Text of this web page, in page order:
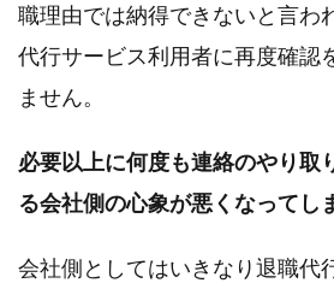
職理由では納得できないと言わ
代行サービス利用者に再度確認
ません。
必要以上に何度も連絡のやり取
る会社側の心象が悪くなってし
会社側としてはいきなり退職代